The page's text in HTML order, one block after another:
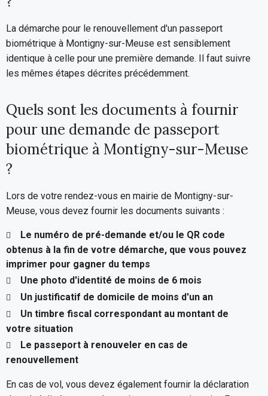
La démarche pour le renouvellement d'un passeport
biométrique à Montigny-sur-Meuse est sensiblement
identique à celle pour une première demande. Il faut suivre
les mêmes étapes décrites précédemment.
Quels sont les documents à fournir
pour une demande de passeport
biométrique à Montigny-sur-Meuse
?
Lors de votre rendez-vous en mairie de Montigny-sur-
Meuse, vous devez fournir les documents suivants :
Le numéro de pré-demande et/ou le QR code
obtenus à la fin de votre démarche, que vous pouvez
imprimer pour gagner du temps
Une photo d'identité de moins de 6 mois
Un justificatif de domicile de moins d'un an
Un timbre fiscal correspondant au montant de
votre situation
Le passeport à renouveler en cas de
renouvellement
En cas de vol, vous devez également fournir la déclaration